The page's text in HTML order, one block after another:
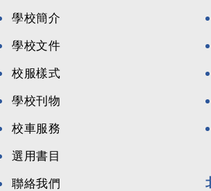
學校簡介
學校文件
校服樣式
學校刊物
校車服務
選用書目
聯絡我們